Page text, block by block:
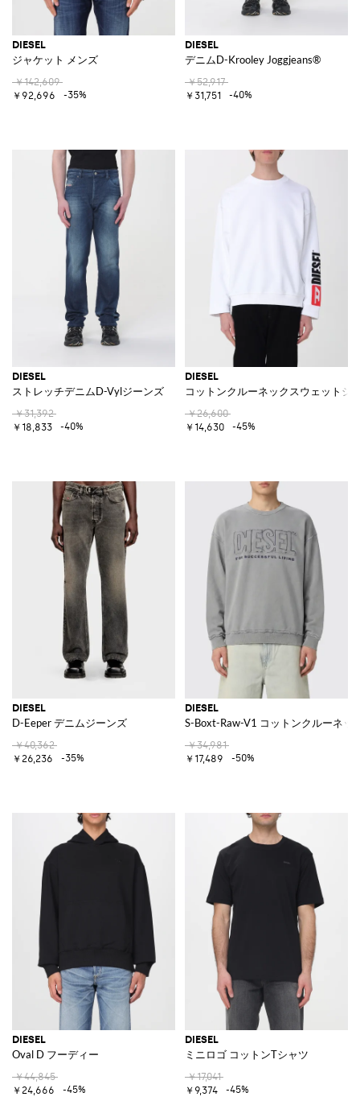
DIESEL
ジャケット メンズ
￥142,609
￥92,696
-35%
DIESEL
デニムD-Krooley Joggjeans®
￥52,917
￥31,751
-40%
DIESEL
ストレッチデニムD-Vylジーンズ
￥31,392
￥18,833
-40%
DIESEL
コットンクルーネックスウェットシ
￥26,600
￥14,630
-45%
DIESEL
D-Eeper デニムジーンズ
￥40,362
￥26,236
-35%
DIESEL
S-Boxt-Raw-V1 コットンクルーネッ
￥34,981
￥17,489
-50%
DIESEL
Oval D フーディー
￥44,845
￥24,666
-45%
DIESEL
ミニロゴ コットンTシャツ
￥17,041
￥9,374
-45%